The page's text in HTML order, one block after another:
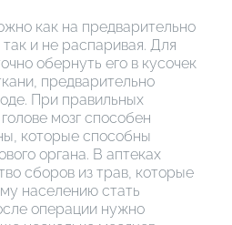
как на предварительно
и не распаривая. Для
обернуть его в кусочек
предварительно
При правильных
мозг способен
которые способны
органа. В аптеках
сборов из трав, которые
населению стать
операции нужно